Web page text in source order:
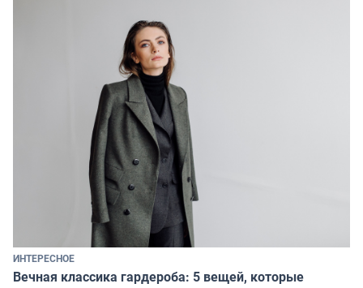
ИНТЕРЕСНОЕ
Вечная классика гардероба: 5 вещей, которые